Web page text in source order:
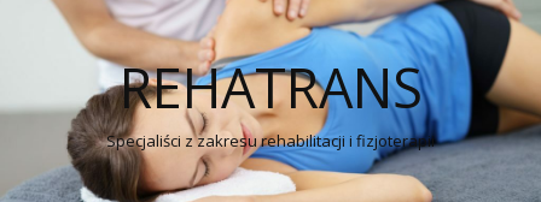
REHATRANS
Specjaliści z zakresu rehabilitacji i fizjoterapii